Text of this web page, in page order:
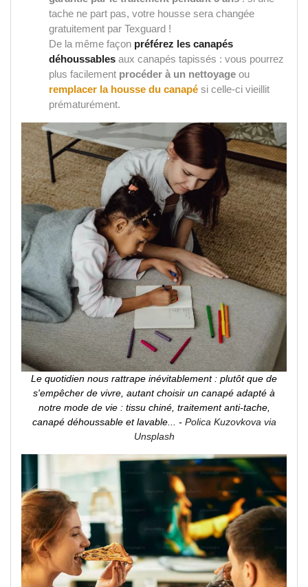
tache ne part pas, votre housse sera changée
gratuitement par Texguard !
De la même façon préférez les canapés
déhoussables aux canapés tapissés : vous pourrez
plus facilement procéder à un nettoyage ou
remplacer la housse du canapé si celle-ci vieillit
prématurément.
Le quotidien nous rattrape inévitablement : plutôt que de
s'empêcher de vivre, autant choisir un canapé adapté à
notre mode de vie : tissu chiné, traitement anti-tache,
canapé déhoussable et lavable... - Polica Kuzovkova via
Unsplash